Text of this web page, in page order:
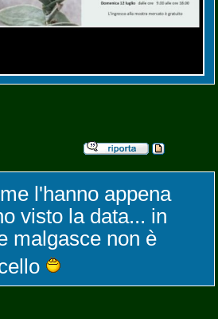
l'hanno appena
visto la data... in
malgasce non è